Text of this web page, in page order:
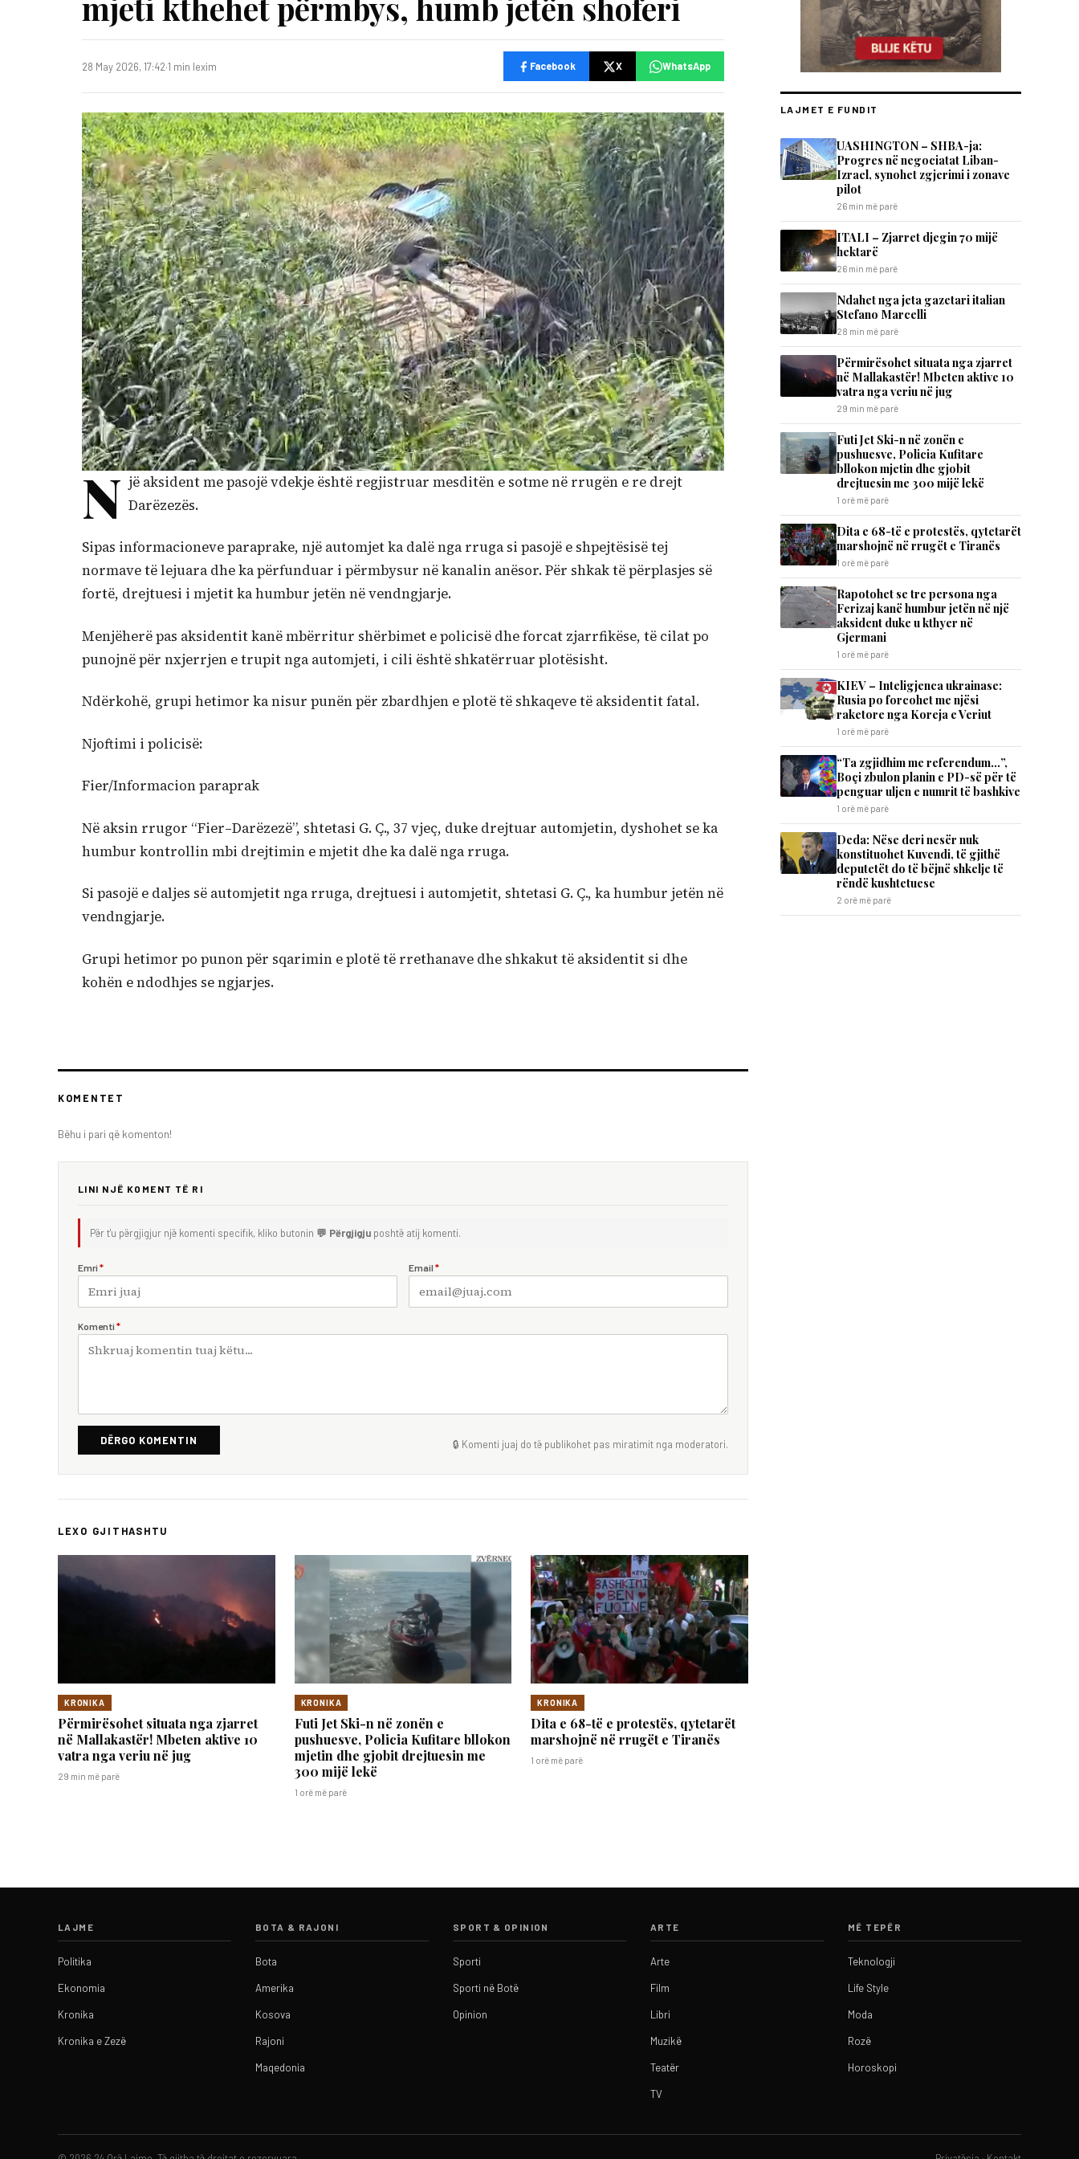
28 May 2026, 17:42·1 min lexim Facebook X WhatsApp
N jë aksident me pasojë vdekje është regjistruar mesditën e sotme në rrugën e re drejt
Darëzezës.
Sipas informacioneve paraprake, një automjet ka dalë nga rruga si pasojë e shpejtësisë tej
normave të lejuara dhe ka përfunduar i përmbysur në kanalin anësor. Për shkak të përplasjes së
fortë, drejtuesi i mjetit ka humbur jetën në vendngjarje.
Menjëherë pas aksidentit kanë mbërritur shërbimet e policisë dhe forcat zjarrfikëse, të cilat po
punojnë për nxjerrjen e trupit nga automjeti, i cili është shkatërruar plotësisht.
Ndërkohë, grupi hetimor ka nisur punën për zbardhjen e plotë të shkaqeve të aksidentit fatal.
Njoftimi i policisë:
Fier/Informacion paraprak
Në aksin rrugor “Fier–Darëzezë”, shtetasi G. Ç., 37 vjeç, duke drejtuar automjetin, dyshohet se ka
humbur kontrollin mbi drejtimin e mjetit dhe ka dalë nga rruga.
Si pasojë e daljes së automjetit nga rruga, drejtuesi i automjetit, shtetasi G. Ç., ka humbur jetën në
vendngjarje.
Grupi hetimor po punon për sqarimin e plotë të rrethanave dhe shkakut të aksidentit si dhe
kohën e ndodhjes se ngjarjes.
KOMENTET
Bëhu i pari që komenton!
LINI NJË KOMENT TË RI
Për t'u përgjigjur një komenti specifik, kliko butonin 💬 Përgjigju poshtë atij komenti.
Emri * Email *
Komenti *
DËRGO KOMENTIN 🔒 Komenti juaj do të publikohet pas miratimit nga moderatori.
LEXO GJITHASHTU
KRONIKA
Përmirësohet situata nga zjarret
në Mallakastër! Mbeten aktive 10
vatra nga veriu në jug
29 min më parë
KRONIKA
Futi Jet Ski-n në zonën e
pushuesve, Policia Kufitare bllokon
mjetin dhe gjobit drejtuesin me
300 mijë lekë
1 orë më parë
KRONIKA
Dita e 68-të e protestës, qytetarët
marshojnë në rrugët e Tiranës
1 orë më parë
LAJMET E FUNDIT
UASHINGTON – SHBA-ja:
Progres në negociatat Liban-
Izrael, synohet zgjerimi i zonave
pilot
26 min më parë
ITALI – Zjarret djegin 70 mijë
hektarë
26 min më parë
Ndahet nga jeta gazetari italian
Stefano Marcelli
28 min më parë
Përmirësohet situata nga zjarret
në Mallakastër! Mbeten aktive 10
vatra nga veriu në jug
29 min më parë
Futi Jet Ski-n në zonën e
pushuesve, Policia Kufitare
bllokon mjetin dhe gjobit
drejtuesin me 300 mijë lekë
1 orë më parë
Dita e 68-të e protestës, qytetarët
marshojnë në rrugët e Tiranës
1 orë më parë
Rapotohet se tre persona nga
Ferizaj kanë humbur jetën në një
aksident duke u kthyer në
Gjermani
1 orë më parë
KIEV – Inteligjenca ukrainase:
Rusia po forcohet me njësi
raketore nga Koreja e Veriut
1 orë më parë
“Ta zgjidhim me referendum…”,
Boçi zbulon planin e PD-së për të
penguar uljen e numrit të bashkive
1 orë më parë
Deda: Nëse deri nesër nuk
konstituohet Kuvendi, të gjithë
deputetët do të bëjnë shkelje të
rëndë kushtetuese
2 orë më parë
LAJME
Politika
Ekonomia
Kronika
Kronika e Zezë
BOTA & RAJONI
Bota
Amerika
Kosova
Rajoni
Maqedonia
SPORT & OPINION
Sporti
Sporti në Botë
Opinion
ARTE
Arte
Film
Libri
Muzikë
Teatër
TV
MË TEPËR
Teknologji
Life Style
Moda
Rozë
Horoskopi